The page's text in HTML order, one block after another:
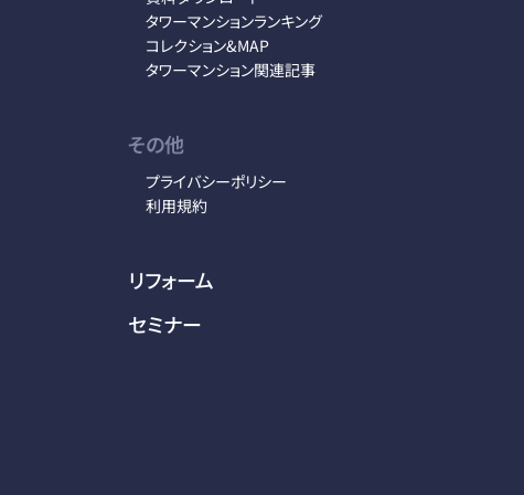
タワーマンションランキング
コレクション&MAP
タワーマンション関連記事
その他
プライバシーポリシー
利用規約
リフォーム
セミナー